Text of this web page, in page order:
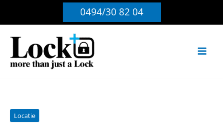
0494/30 82 04
Locatie